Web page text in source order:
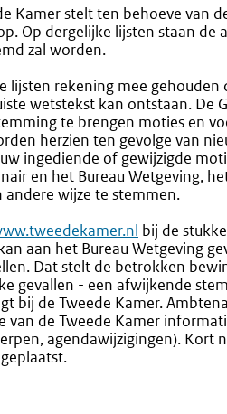
Kamer stelt ten behoeve van
Op dergelijke lijsten staan de
zal worden.
lijsten rekening mee gehouden
wetstekst kan ontstaan. De
te brengen moties en
herzien ten gevolge van
ingediende of gewijzigde
en het Bureau Wetgeving,
andere wijze te stemmen.
bij de
aan het Bureau Wetgeving
Dat stelt de betrokken
gevallen - een afwijkende
bij de Tweede Kamer.
van de Tweede Kamer
agendawijzigingen). Kort
geplaatst.